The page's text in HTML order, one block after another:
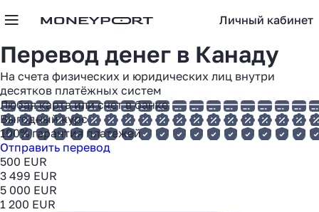
Личный кабинет
Перевод денег в Канаду
На счета физических и юридических лиц внутри
десятков платёжных систем
Любая карта или счет в банке
Выгодный курс
100% гарантия платежей
Отправить перевод
500 EUR
3 499 EUR
5 000 EUR
1 200 EUR